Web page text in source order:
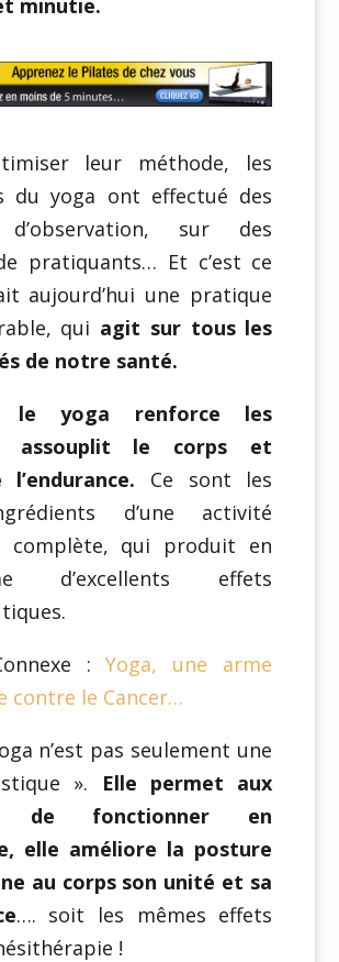
minutie.
leur méthode, les
du yoga ont effectué des
sur des
pratiquants… Et c’est ce
aujourd’hui une pratique
qui agit sur tous les
de notre santé.
le yoga renforce les
assouplit le corps et
Ce sont les
d’une activité
complète, qui produit en
d’excellents effets
:Yoga, une arme
contre le Cancer…
n’est pas seulement une
». Elle permet aux
de fonctionner en
elle améliore la posture
au corps son unité et sa
…. soit les mêmes effets
!